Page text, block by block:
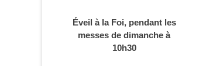
Éveil à la Foi, pendant les
messes de dimanche à
10h30